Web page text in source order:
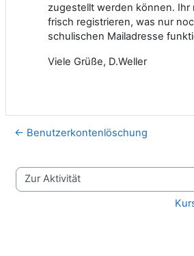
zugestellt werden können. Ihr
frisch registrieren, was nur
schulischen Mailadresse
Viele Grüße, D.Weller
← Benutzerkontenlöschung
Zur Aktivität